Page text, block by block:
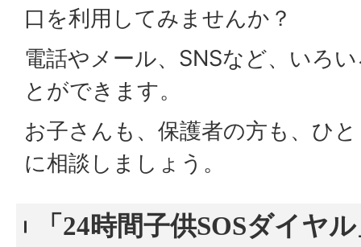
口を利用してみませんか？
電話やメール、SNSなど、いろ
とができます。
お子さんも、保護者の方も、ひ
に相談しましょう。
「24時間子供SOSダイヤ